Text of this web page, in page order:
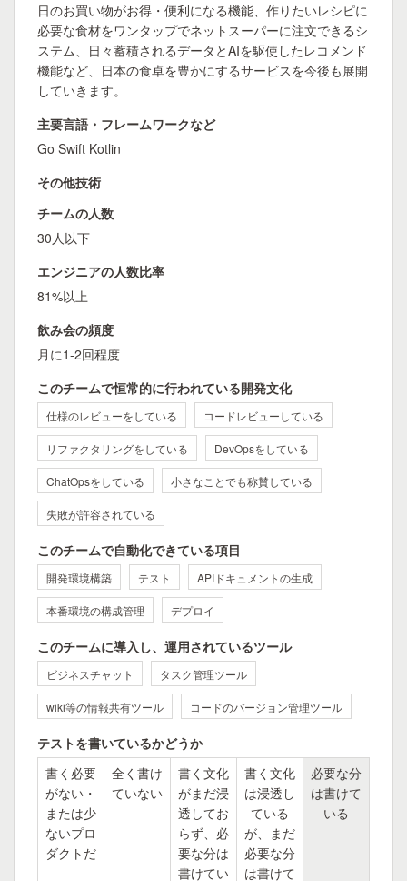
日のお買い物がお得・便利になる機能、作りたいレシピに
必要な食材をワンタップでネットスーパーに注文できるシ
ステム、日々蓄積されるデータとAIを駆使したレコメンド
機能など、日本の食卓を豊かにするサービスを今後も展開
していきます。
主要言語・フレームワークなど
Go Swift Kotlin
その他技術
チームの人数
30人以下
エンジニアの人数比率
81%以上
飲み会の頻度
月に1-2回程度
このチームで恒常的に行われている開発文化
仕様のレビューをしている コードレビューしている
リファクタリングをしている DevOpsをしている
ChatOpsをしている 小さなことでも称賛している
失敗が許容されている
このチームで自動化できている項目
開発環境構築 テスト APIドキュメントの生成
本番環境の構成管理 デプロイ
このチームに導入し、運用されているツール
ビジネスチャット タスク管理ツール
wiki等の情報共有ツール コードのバージョン管理ツール
テストを書いているかどうか
書く必要
がない・
または少
ないプロ
ダクトだ
全く書け
ていない
書く文化
がまだ浸
透してお
らず、必
要な分は
書けてい
書く文化
は浸透し
ている
が、まだ
必要な分
は書けて
必要な分
は書けて
いる